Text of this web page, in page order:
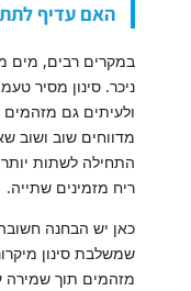
האם עדיף
במקרים רבים, מים
ניכר. סינון מסיר
ולעיתים גם
מדווחים שוב ושוב
התחילה לשתות
ריח מזמינים שתייה.
כאן יש הבחנה
מזהמים תוך שמירה